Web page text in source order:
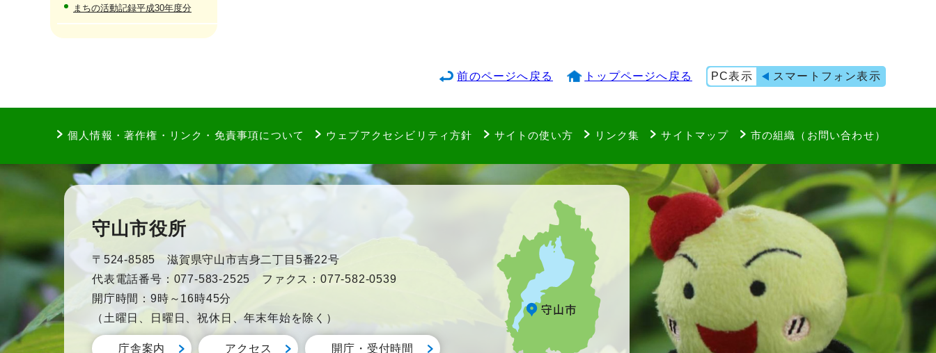
まちの活動記録平成30年度分
前のページへ戻る トップページへ戻る PC表示 スマートフォン表示
個人情報・著作権・リンク・免責事項について ウェブアクセシビリティ方針 サイトの使い方 リンク集 サイトマップ 市の組織（お問い合わせ）
守山市役所
〒524-8585 滋賀県守山市吉身二丁目5番22号
代表電話番号：077-583-2525 ファクス：077-582-0539
開庁時間：9時～16時45分
（土曜日、日曜日、祝休日、年末年始を除く）
庁舎案内 アクセス 開庁・受付時間